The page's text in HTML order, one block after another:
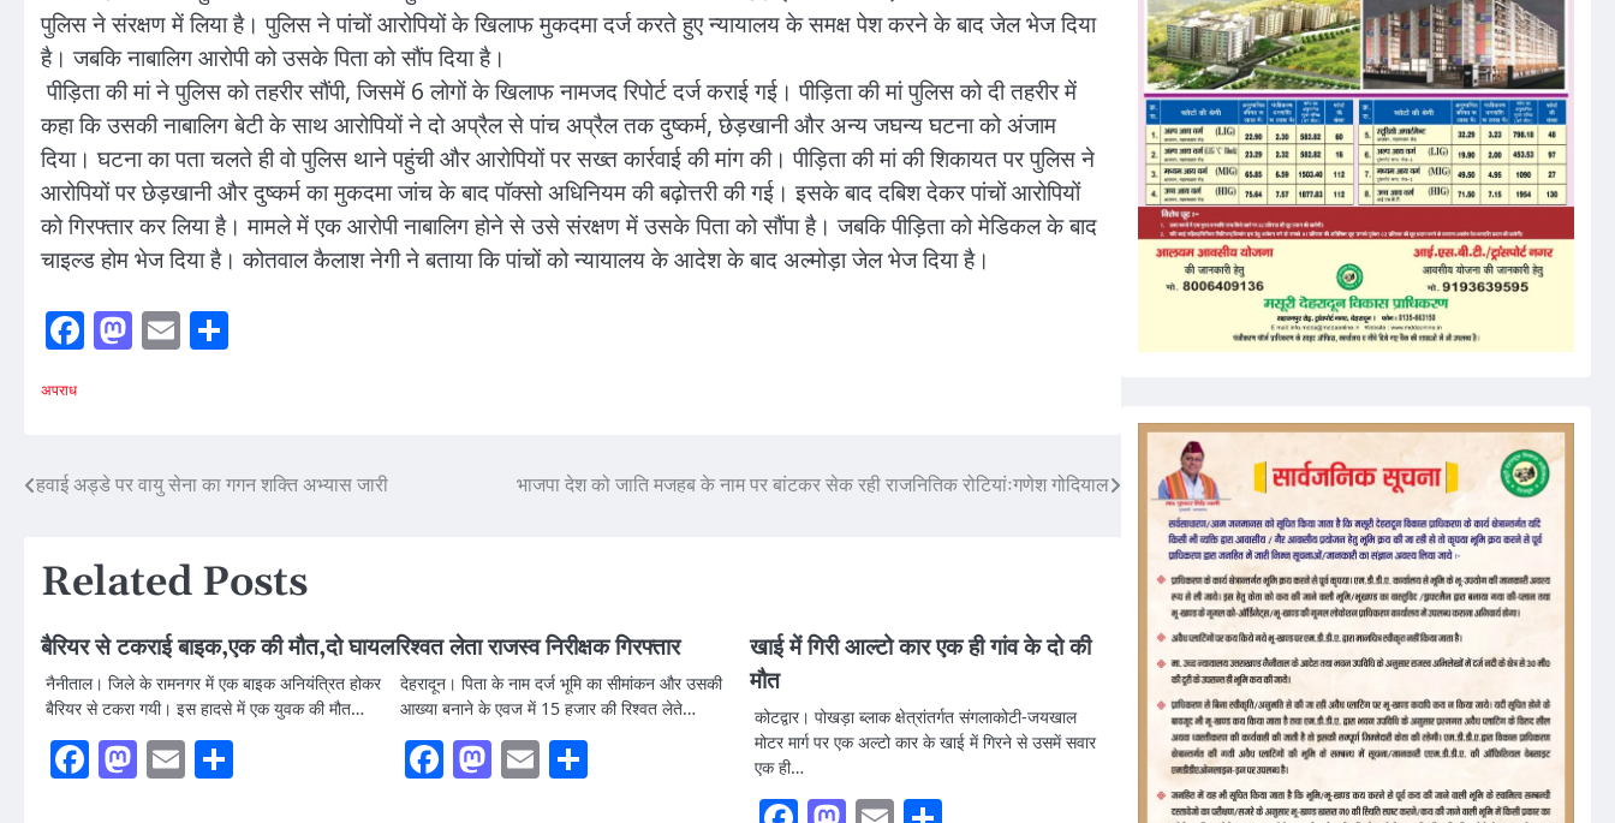
पुलिस ने संरक्षण में लिया है। पुलिस ने पांचों आरोपियों के खिलाफ मुकदमा दर्ज करते हुए न्यायालय के समक्ष पेश करने के बाद जेल भेज दिया
है। जबकि नाबालिग आरोपी को उसके पिता को सौंप दिया है।
पीड़िता की मां ने पुलिस को तहरीर सौंपी, जिसमें 6 लोगों के खिलाफ नामजद रिपोर्ट दर्ज कराई गई। पीड़िता की मां पुलिस को दी तहरीर में
कहा कि उसकी नाबालिग बेटी के साथ आरोपियों ने दो अप्रैल से पांच अप्रैल तक दुष्कर्म, छेड़खानी और अन्य जघन्य घटना को अंजाम
दिया। घटना का पता चलते ही वो पुलिस थाने पहुंची और आरोपियों पर सख्त कार्रवाई की मांग की। पीड़िता की मां की शिकायत पर पुलिस ने
आरोपियों पर छेड़खानी और दुष्कर्म का मुकदमा जांच के बाद पॉक्सो अधिनियम की बढ़ोत्तरी की गई। इसके बाद दबिश देकर पांचों आरोपियों
को गिरफ्तार कर लिया है। मामले में एक आरोपी नाबालिग होने से उसे संरक्षण में उसके पिता को सौंपा है। जबकि पीड़िता को मेडिकल के बाद
चाइल्ड होम भेज दिया है। कोतवाल कैलाश नेगी ने बताया कि पांचों को न्यायालय के आदेश के बाद अल्मोड़ा जेल भेज दिया है।
Facebook
Mastodon
Email
अपराध
Post
हवाई अड्डे पर वायु सेना का गगन शक्ति अभ्यास जारी भाजपा देश को जाति मजहब के नाम पर बांटकर सेक रही राजनितिक रोटियांःगणेश गोदियाल
Related Posts
बैरियर से टकराई बाइक,एक की मौत,दो घायल
नैनीताल। जिले के रामनगर में एक बाइक अनियंत्रित होकर
बैरियर से टकरा गयी। इस हादसे में एक युवक की मौत…
Facebook
Mastodon
Email
रिश्वत लेता राजस्व निरीक्षक गिरफ्तार
देहरादून। पिता के नाम दर्ज भूमि का सीमांकन और उसकी
आख्या बनाने के एवज में 15 हजार की रिश्वत लेते…
Facebook
Mastodon
Email
खाई में गिरी आल्टो कार एक ही गांव के दो की
मौत
कोटद्वार। पोखड़ा ब्लाक क्षेत्रांतर्गत संगलाकोटी-जयखाल
मोटर मार्ग पर एक अल्टो कार के खाई में गिरने से उसमें सवार
एक ही…